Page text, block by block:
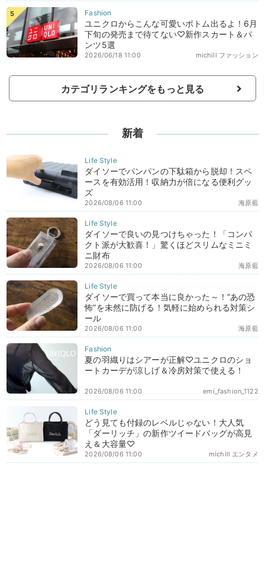
ユニクロからこんな可愛いボトム出るよ！6月
下旬の発売まで待てない♡新作スカート＆パ
ンツ5選
michill ファッション
2026/06/18 11:00
カテゴリランキングをもっと見る
新着
ダイソーでパンパンの下駄箱から脱却！スペ
ースを有効活用！収納力が倍になる便利グッ
ズ
海原藍
2026/08/06 11:00
ダイソーで良いの見つけちゃった！「コンパ
クト派が大歓喜！」驚くほどスリムなミニミ
ニ財布
海原藍
2026/08/06 11:00
ダイソーで買って本当に良かった～！“あの恐
怖”を未然に防げる！気軽に始められる対策シ
ール
海原藍
2026/08/06 11:00
夏の羽織りはシアーが正解♡ユニクロのショ
ートカーデが涼しげ＆冷房対策で使える！
emi_fashion_1122
2026/08/06 11:00
どう見ても付録のレベルじゃない！大人気
「ダーリッチ」の新作ツイードバッグが高見
え＆大容量♡
michill エンタメ
2026/08/06 11:00